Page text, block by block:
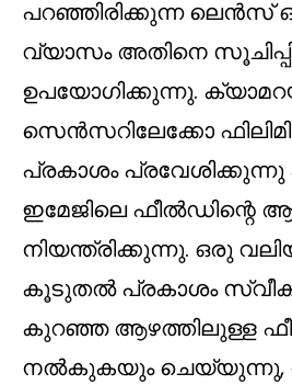
പറഞ്ഞിരിക്കുന്ന ലെൻസ്
വ്യാസം അതിനെ
ഉപയോഗിക്കുന്നു.
സെൻസറിലേക്കോ
പ്രകാശം
ഇമേജിലെ ഫീൽഡിന്റെ
നിയന്ത്രിക്കുന്നു. ഒരു
കൂടുതൽ പ്രകാശം
കുറഞ്ഞ ആഴത്തിലുള്ള
നൽകുകയും ചെയ്യുന്നു,